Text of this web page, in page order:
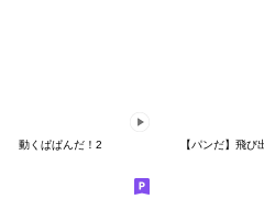
動くぱぱんだ！2